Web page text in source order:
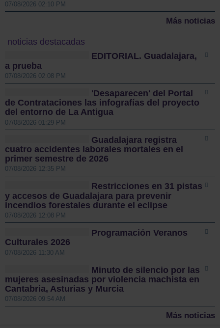
07/08/2026 02:10 PM
Más noticias
noticias destacadas
EDITORIAL. Guadalajara,
a prueba
07/08/2026 02:08 PM
'Desaparecen' del Portal
de Contrataciones las infografías del proyecto
del entorno de La Antigua
07/08/2026 01:29 PM
Guadalajara registra
cuatro accidentes laborales mortales en el
primer semestre de 2026
07/08/2026 12:35 PM
Restricciones en 31 pistas
y accesos de Guadalajara para prevenir
incendios forestales durante el eclipse
07/08/2026 12:08 PM
Programación Veranos
Culturales 2026
07/08/2026 11:30 AM
Minuto de silencio por las
mujeres asesinadas por violencia machista en
Cantabria, Asturias y Murcia
07/08/2026 09:54 AM
Más noticias